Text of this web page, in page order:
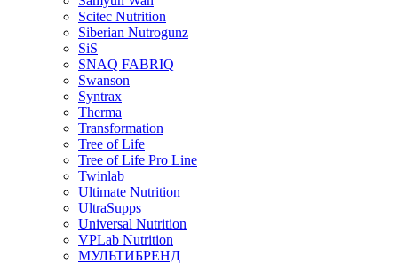
Scitec Nutrition
Siberian Nutrogunz
SiS
SNAQ FABRIQ
Swanson
Syntrax
Therma
Transformation
Tree of Life
Tree of Life Pro Line
Twinlab
Ultimate Nutrition
UltraSupps
Universal Nutrition
VPLab Nutrition
МУЛЬТИБРЕНД